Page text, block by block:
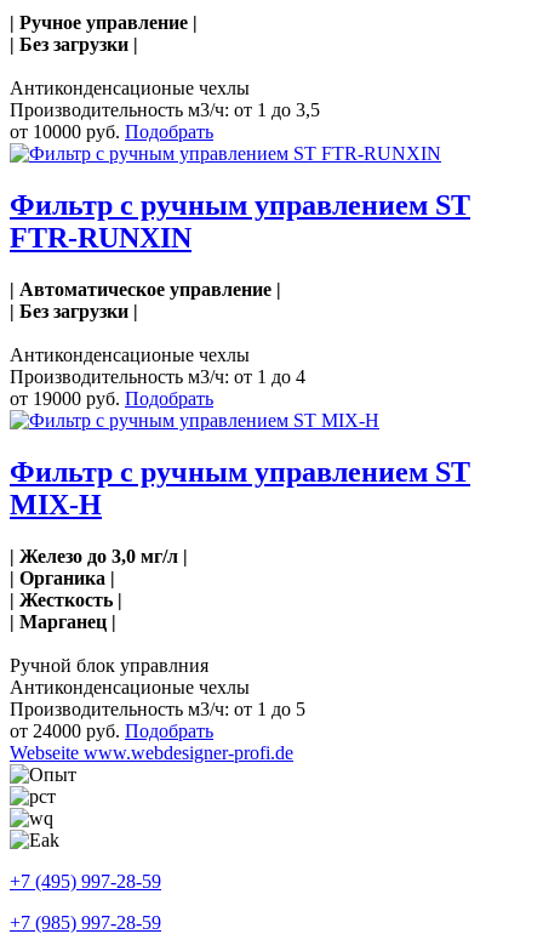
| Ручное управление |
| Без загрузки |
Антиконденсационые чехлы
Производительность м3/ч: от 1 до 3,5
от 10000 руб. Подобрать
Фильтр с ручным управлением ST
FTR-RUNXIN
| Автоматическое управление |
| Без загрузки |
Антиконденсационые чехлы
Производительность м3/ч: от 1 до 4
от 19000 руб. Подобрать
Фильтр с ручным управлением ST
MIX-H
| Железо до 3,0 мг/л |
| Органика |
| Жесткость |
| Марганец |
Ручной блок управлния
Антиконденсационые чехлы
Производительность м3/ч: от 1 до 5
от 24000 руб. Подобрать
Webseite www.webdesigner-profi.de
+7 (495) 997-28-59
+7 (985) 997-28-59